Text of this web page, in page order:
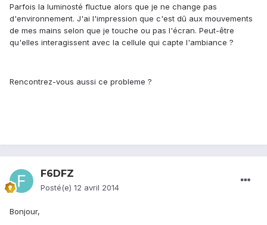
Parfois la luminosté fluctue alors que je ne change pas
d'environnement. J'ai l'impression que c'est dû aux mouvements
de mes mains selon que je touche ou pas l'écran. Peut-être
qu'elles interagissent avec la cellule qui capte l'ambiance ?
Rencontrez-vous aussi ce probleme ?
F6DFZ
Posté(e) 12 avril 2014
Bonjour,